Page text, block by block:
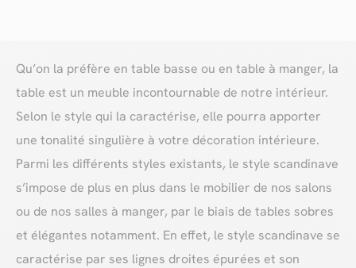
Qu’on la préfère en table basse ou en table à manger, la
table est un meuble incontournable de notre intérieur.
Selon le style qui la caractérise, elle pourra apporter
une tonalité singulière à votre décoration intérieure.
Parmi les différents styles existants, le style scandinave
s’impose de plus en plus dans le mobilier de nos salons
ou de nos salles à manger, par le biais de tables sobres
et élégantes notamment. En effet, le style scandinave se
caractérise par ses lignes droites épurées et son